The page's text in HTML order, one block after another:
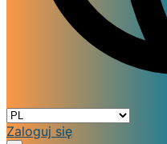
Zaloguj się